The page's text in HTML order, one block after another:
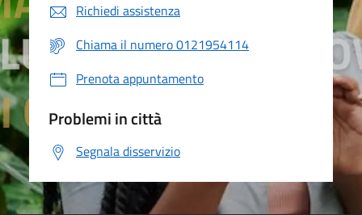
Richiedi assistenza
Chiama il numero 0121954114
Prenota appuntamento
Problemi in città
Segnala disservizio